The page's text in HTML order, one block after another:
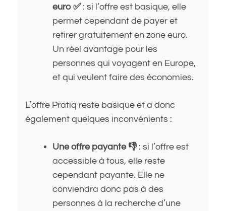
euro ✅ : si l’offre est basique, elle
permet cependant de payer et
retirer gratuitement en zone euro.
Un réel avantage pour les
personnes qui voyagent en Europe,
et qui veulent faire des économies.
L’offre Pratiq reste basique et a donc
également quelques inconvénients :
Une offre payante 👎 : si l’offre est
accessible à tous, elle reste
cependant payante. Elle ne
conviendra donc pas à des
personnes à la recherche d’une